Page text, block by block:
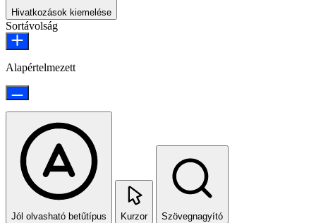
Hivatkozások kiemelése
Sortávolság
Alapértelmezett
Jól olvasható betűtípus Kurzor Szövegnagyító